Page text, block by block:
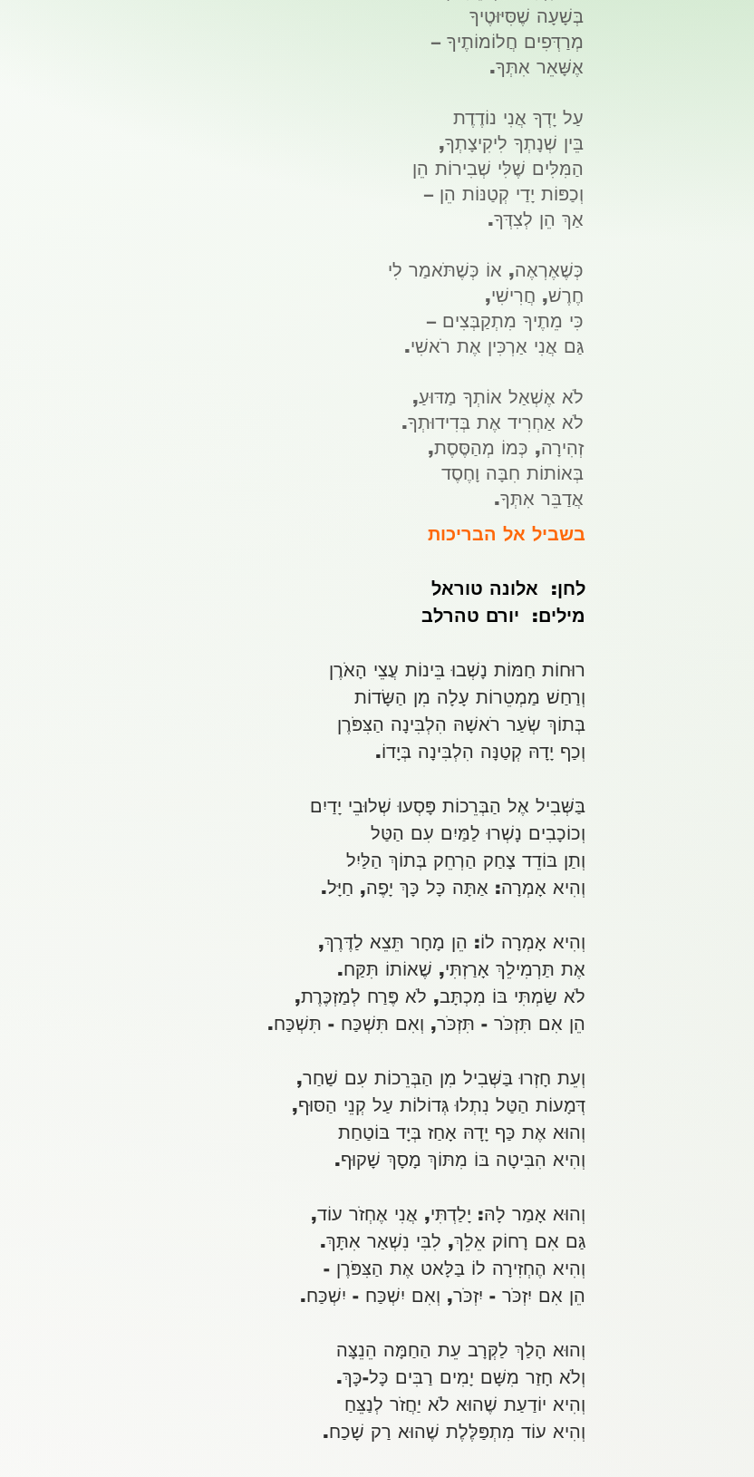
בְּשָׁעָה שֶׁסִּיּוּטֶיךָ
מְרַדְּפִים חֲלוֹמוֹתֶיךָ –
אֶשָּׁאֵר אִתְּךָ.
עַל יָדְךָ אֲנִי נוֹדֶדֶת
בֵּין שְׁנָתְךָ לִיקִיצָתְךָ,
הַמִּלִּים שֶׁלִּי שְׁבִירוֹת הֵן
וְכַפּוֹת יָדַי קְטַנּוֹת הֵן –
אַךְ הֵן לְצִדְּךָ.
כְּשֶׁאֶרְאֶה, אוֹ כְּשֶׁתֹּאמַר לִי
חֶרֶשׁ, חֲרִישִׁי,
כִּי מֵתֶיךָ מִתְקַבְּצִים –
גַּם אֲנִי אַרְכִּין אֶת רֹאשִׁי.
לֹא אֶשְׁאַל אוֹתְךָ מַדּוּעַ,
לֹא אַחְרִיד אֶת בְּדִידוּתְךָ.
זְהִירָה, כְּמוֹ מְהַסֶּסֶת,
בְּאוֹתוֹת חִבָּה וָחֶסֶד
אֲדַבֵּר אִתְּךָ.
בשביל אל הבריכות
לחן:  אלונה טוראל
מילים:  יורם טהרלב
רוּחוֹת חַמּוֹת נָשְׁבוּ בֵּינוֹת עֲצֵי הָאֹרֶן
וְרַחַשׁ מַמְטֵרוֹת עָלָה מִן הַשָּׂדוֹת
בְּתוֹךְ שְׂעַר רֹאשָׁהּ הִלְבִּינָה הַצִּפֹּרֶן
וְכַף יָדָהּ קְטַנָּה הִלְבִּינָה בְּיָדוֹ.
בַּשְּׁבִיל אֶל הַבְּרֵכוֹת פָּסְעוּ שְׁלוּבֵי יָדַיִם
וְכוֹכָבִים נָשְׁרוּ לַמַּיִם עִם הַטַּל
וְתַן בּוֹדֵד צָחַק הַרְחֵק בְּתוֹךְ הַלַּיִל
וְהִיא אָמְרָה: אַתָּה כָּל כָּךְ יָפֶה, חַיָּל.
וְהִיא אָמְרָה לוֹ: הֵן מָחָר תֵּצֵא לַדֶּרֶךְ,
אֶת תַּרְמִילֵךְ אָרַזְתִּי, שֶׁאוֹתוֹ תִּקַּח.
לֹא שַׂמְתִּי בּוֹ מִכְתָּב, לֹא פֶּרַח לְמַזְכֶּרֶת,
הֵן אִם תִּזְכֹּר - תִּזְכֹּר, וְאִם תִּשְׁכַּח - תִּשְׁכַּח.
וְעֵת חָזְרוּ בַּשְּׁבִיל מִן הַבְּרֵכוֹת עִם שַׁחַר,
דְּמָעוֹת הַטַּל נִתְלוּ גְּדוֹלוֹת עַל קְנֵי הַסּוּף,
וְהוּא אֶת כַּף יָדָהּ אָחַז בְּיָד בּוֹטַחַת
וְהִיא הִבִּיטָה בּוֹ מִתּוֹךְ מָסָךְ שָׁקוּף.
וְהוּא אָמַר לָהּ: יָלַדְתִּי, אֲנִי אֶחְזֹר עוֹד,
גַּם אִם רָחוֹק אֵלֵךְ, לִבִּי נִשְׁאַר אִתָּךְ.
וְהִיא הֶחְזִירָה לוֹ בַּלָּאט אֶת הַצִּפֹּרֶן -
הֵן אִם יִזְכֹּר - יִזְכֹּר, וְאִם יִשְׁכַּח - יִשְׁכַּח.
וְהוּא הָלַךְ לַקְּרָב עֵת הַחַמָּה הֵנֵצָּה
וְלֹא חָזַר מִשָּׁם יָמִים רַבִּים כָּל-כָּךְ.
וְהִיא יוֹדַעַת שֶׁהוּא לֹא יַחֲזֹר לְנַצֵּחַ
וְהִיא עוֹד מִתְפַּלֶּלֶת שֶׁהוּא רַק שָׁכַח.